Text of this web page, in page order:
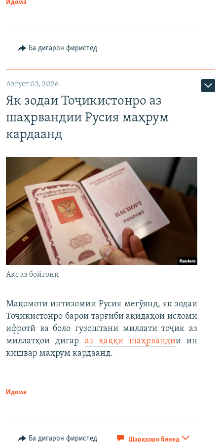
Идома
Ба дигарон фиристед
Август 03, 2026
Як зодаи Тоҷикистонро аз
шаҳрвандии Русия маҳрум
кардаанд
Акс аз бойгонӣ
Мақомоти интизомии Русия мегӯянд, як зодаи
Тоҷикистонро барои тарғиби ақидаҳои исломи
ифротӣ ва боло гузоштани миллати тоҷик аз
миллатҳои дигар аз ҳаққи шаҳрвандии ин
кишвар маҳрум кардаанд.
Идома
Ба дигарон фиристед Шарҳҳоро бинед